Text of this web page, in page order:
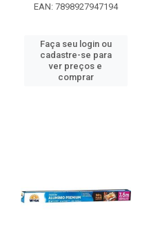
EAN: 7898927947194
Faça seu login ou
cadastre-se para
ver preços e
comprar